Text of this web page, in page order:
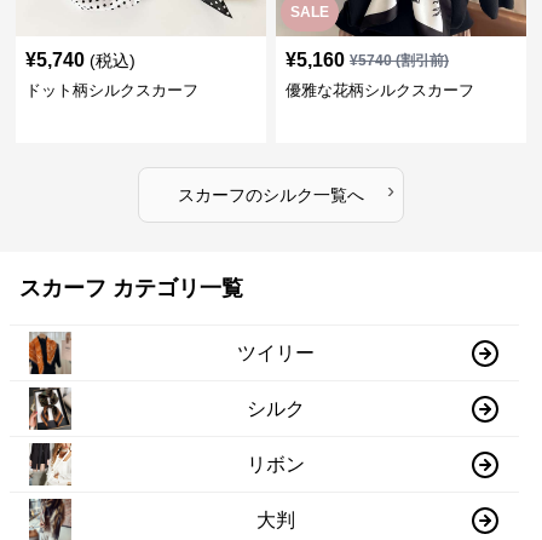
¥5,740 (税込)
ドット柄シルクスカーフ
SALE
¥5,160 ¥5740(割引前)
優雅な花柄シルクスカーフ
スカーフのシルク一覧へ ›
スカーフ カテゴリ一覧
ツイリー
シルク
リボン
大判